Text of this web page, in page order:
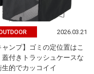
2026.03.21
ャンプ】ゴミの定位置はこ
蓋付きトラッシュケースな
生的でカッコイイ